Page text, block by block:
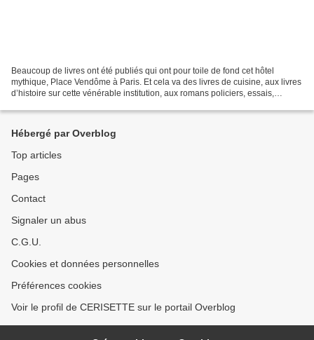
Beaucoup de livres ont été publiés qui ont pour toile de fond cet hôtel
mythique, Place Vendôme à Paris. Et cela va des livres de cuisine, aux livres
d’histoire sur cette vénérable institution, aux romans policiers, essais,
Hébergé par Overblog
Top articles
Pages
Contact
Signaler un abus
C.G.U.
Cookies et données personnelles
Préférences cookies
Voir le profil de CERISETTE sur le portail Overblog